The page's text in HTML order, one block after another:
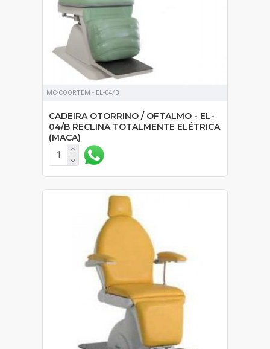
MC-COORTEM - EL-04/B
CADEIRA OTORRINO / OFTALMO - EL-
04/B RECLINA TOTALMENTE ELÉTRICA
(MACA)